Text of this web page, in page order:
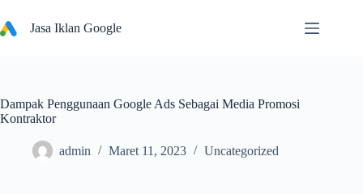
to
content
Jasa Iklan Google
Dampak Penggunaan Google Ads Sebagai Media Promosi
Kontraktor
admin Maret 11, 2023 Uncategorized